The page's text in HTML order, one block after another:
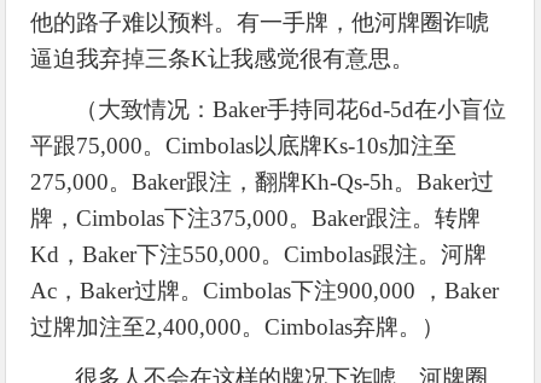
他的路子难以预料。有一手牌，他河牌圈诈唬
逼迫我弃掉三条K让我感觉很有意思。
（大致情况：Baker手持同花6d-5d在小盲位
平跟75,000。Cimbolas以底牌Ks-10s加注至
275,000。Baker跟注，翻牌Kh-Qs-5h。Baker过
牌，Cimbolas下注375,000。Baker跟注。转牌
Kd，Baker下注550,000。Cimbolas跟注。河牌
Ac，Baker过牌。Cimbolas下注900,000 ，Baker
过牌加注至2,400,000。Cimbolas弃牌。）
很多人不会在这样的牌况下诈唬。河牌圈